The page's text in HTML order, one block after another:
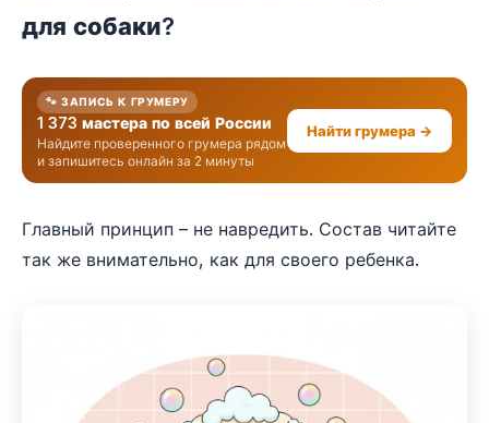
для собаки?
🐾 ЗАПИСЬ К ГРУМЕРУ
1 373 мастера по всей России
Найдите проверенного грумера рядом
и запишитесь онлайн за 2 минуты
Найти грумера →
Главный принцип – не навредить. Состав читайте
так же внимательно, как для своего ребенка.